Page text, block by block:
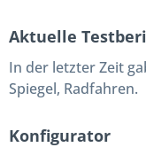
Aktuelle
In der letzter Zeit
Spiegel, Radfahren.
Konfigurator